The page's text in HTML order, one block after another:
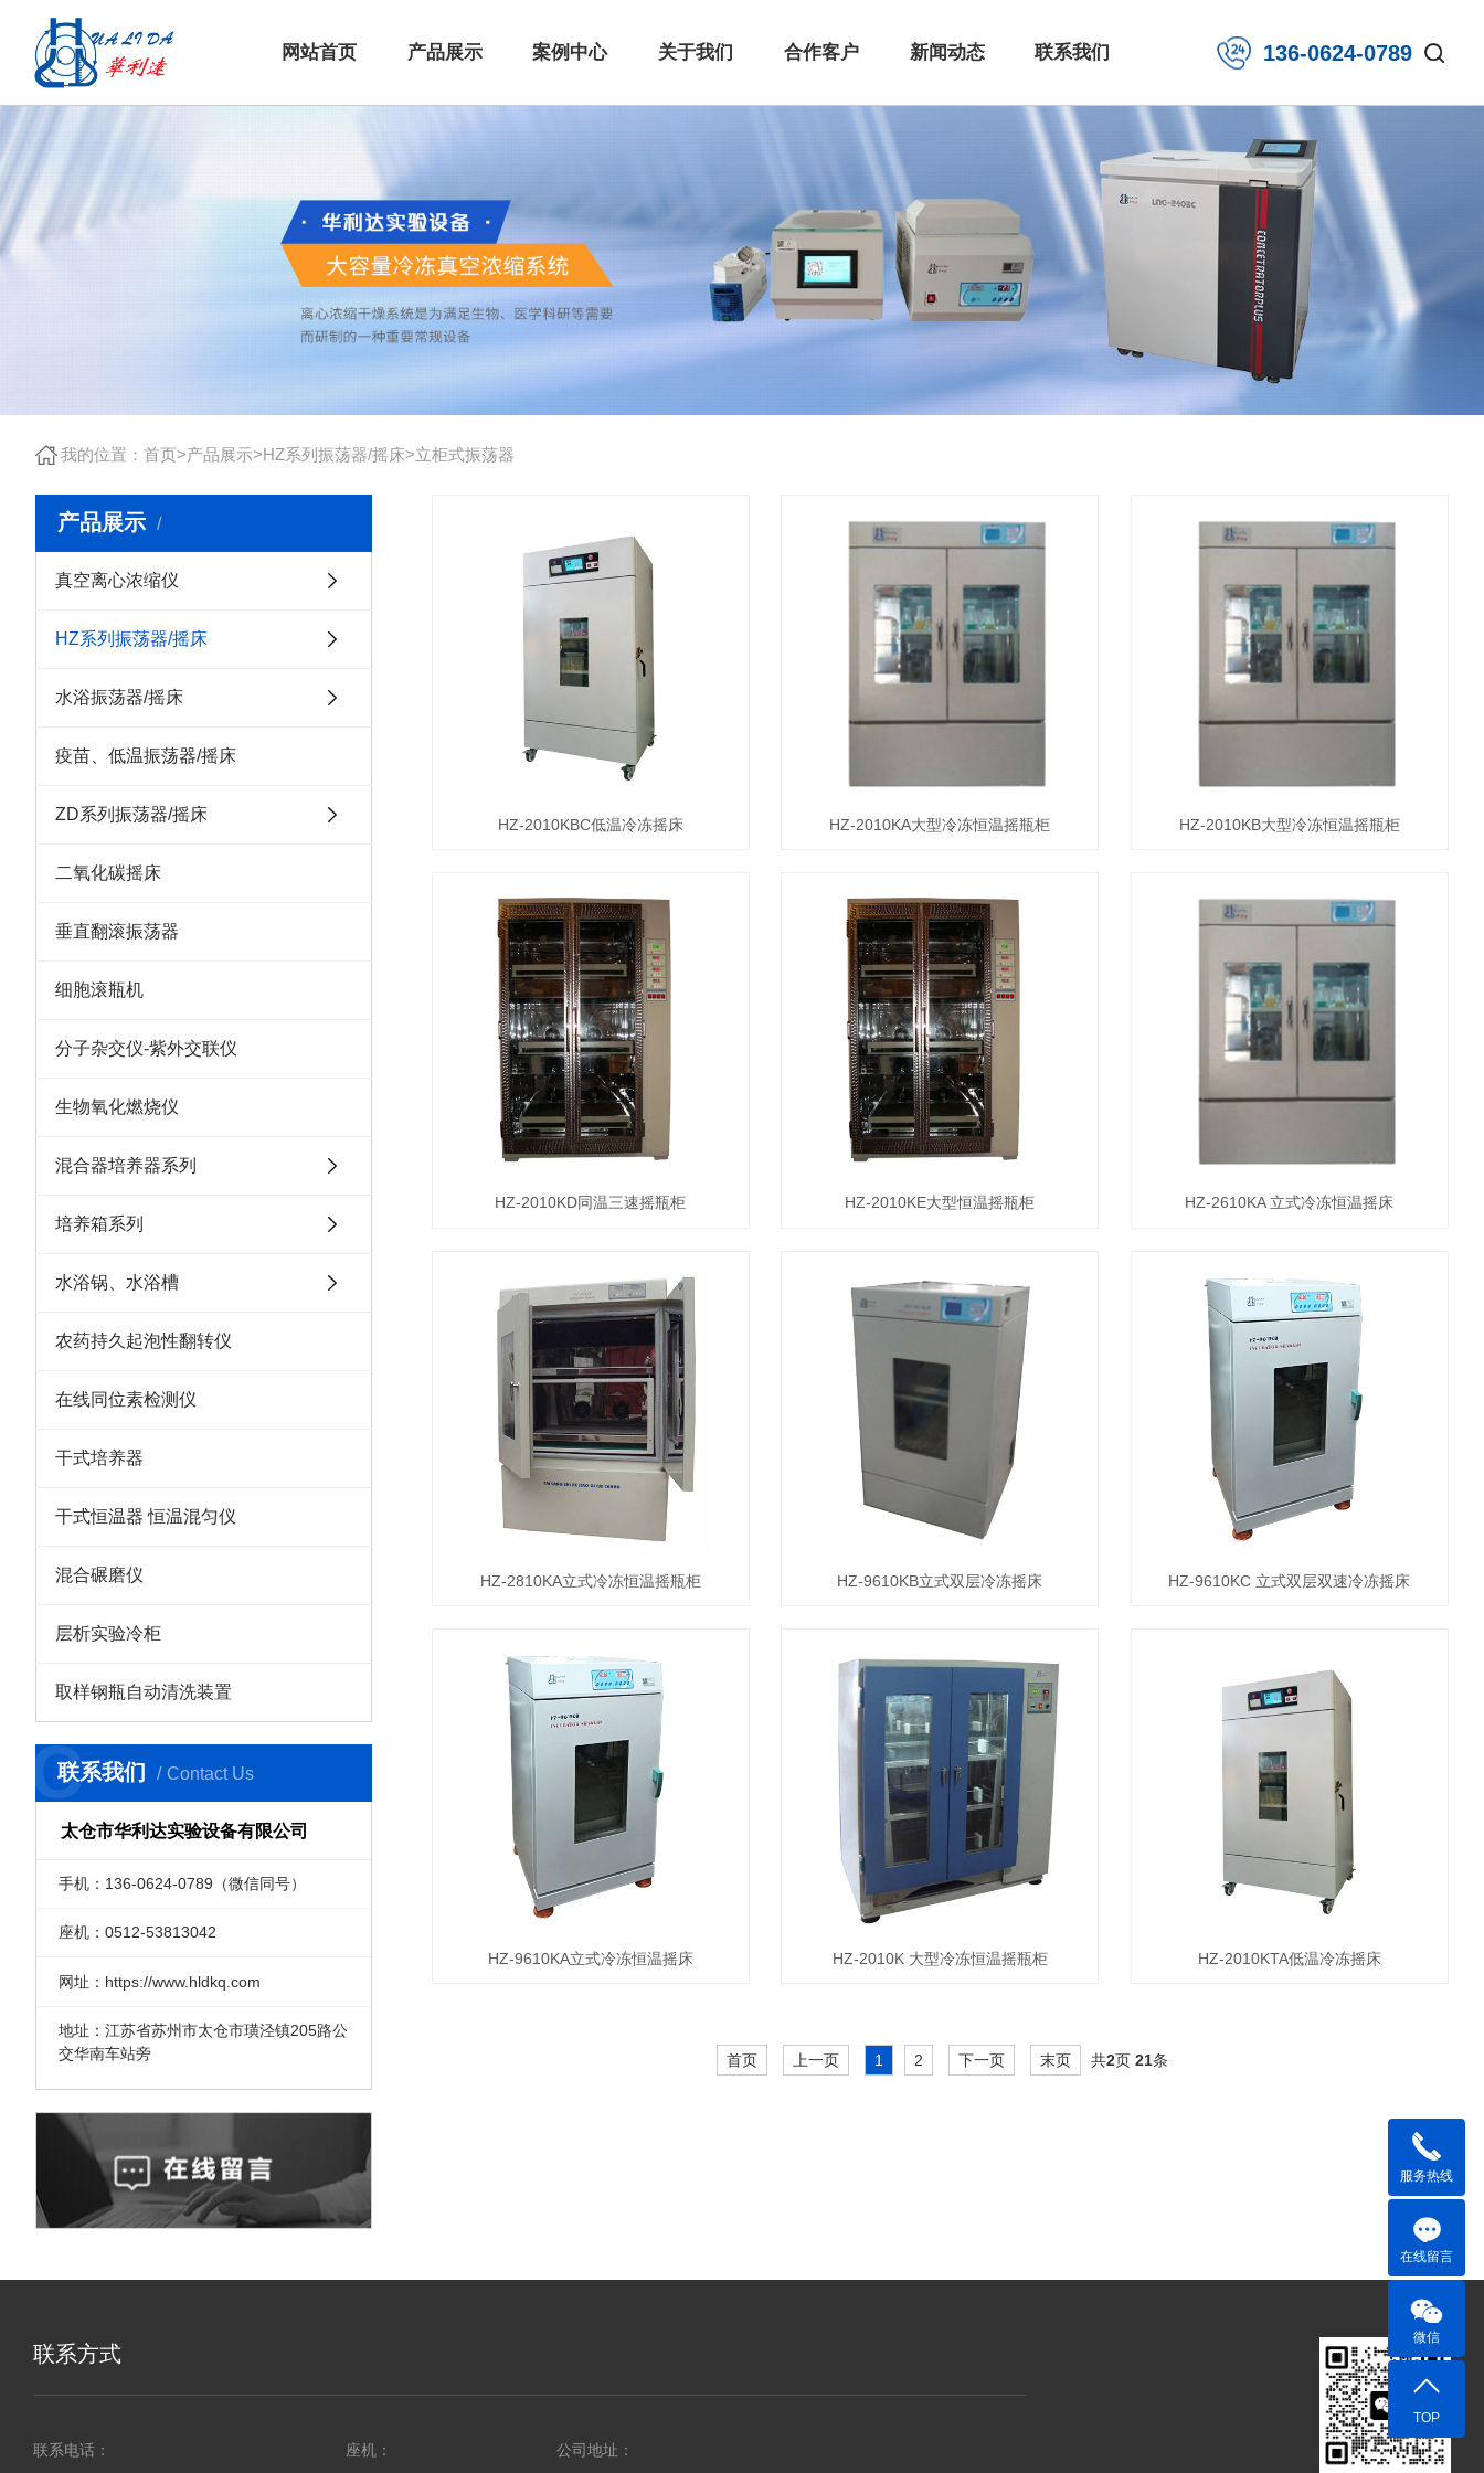
网站首页 产品展示 案例中心 关于我们 合作客户 新闻动态 联系我们 136-0624-0789
我的位置：首页>产品展示>HZ系列振荡器/摇床>立柜式振荡器
产品展示
真空离心浓缩仪
HZ系列振荡器/摇床
水浴振荡器/摇床
疫苗、低温振荡器/摇床
ZD系列振荡器/摇床
二氧化碳摇床
垂直翻滚振荡器
细胞滚瓶机
分子杂交仪-紫外交联仪
生物氧化燃烧仪
混合器培养器系列
培养箱系列
水浴锅、水浴槽
农药持久起泡性翻转仪
在线同位素检测仪
干式培养器
干式恒温器 恒温混匀仪
混合碾磨仪
层析实验冷柜
取样钢瓶自动清洗装置
联系我们 Contact Us
C
太仓市华利达实验设备有限公司
手机：136-0624-0789（微信同号）
座机：0512-53813042
网址：https://www.hldkq.com
地址：江苏省苏州市太仓市璜泾镇205路公
交华南车站旁
HZ-2010KBC低温冷冻摇床 HZ-2010KA大型冷冻恒温摇瓶柜 HZ-2010KB大型冷冻恒温摇瓶柜
HZ-2010KD同温三速摇瓶柜 HZ-2010KE大型恒温摇瓶柜 HZ-2610KA 立式冷冻恒温摇床
HZ-2810KA立式冷冻恒温摇瓶柜 HZ-9610KB立式双层冷冻摇床 HZ-9610KC 立式双层双速冷冻摇床
HZ-9610KA立式冷冻恒温摇床 HZ-2010K 大型冷冻恒温摇瓶柜 HZ-2010KTA低温冷冻摇床
首页 上一页 1 2 下一页 末页 共2页21条
联系方式
联系电话： 座机： 公司地址：
服务热线
在线留言
微信
TOP